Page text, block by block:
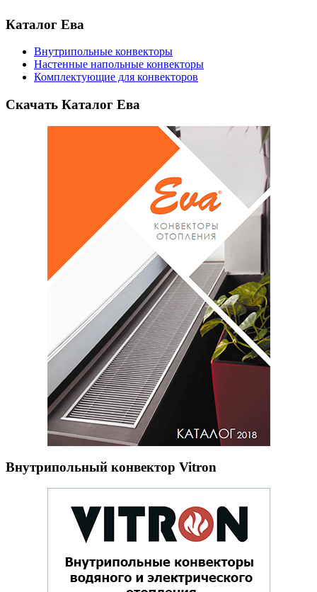
Каталог Ева
Внутрипольные конвекторы
Настенные напольные конвекторы
Комплектующие для конвекторов
Скачать Каталог Ева
Внутрипольный конвектор Vitron